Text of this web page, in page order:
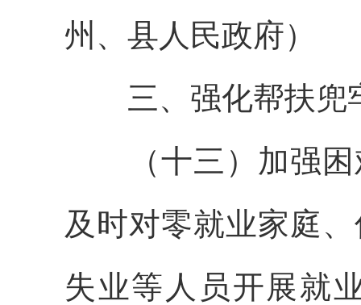
州、县人民政府）
三、强化帮扶兜
（十三）加强困
及时对零就业家庭
失业等人员开展就